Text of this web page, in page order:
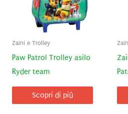
Zaini e Trolley
Paw Patrol Trolley asilo
Ryder team
Scopri di più